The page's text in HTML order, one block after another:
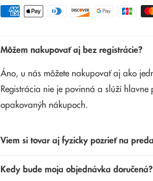
Môžem nakupovať aj bez registrácie?
Áno, u nás môžete nakupovať aj ako
Registrácia nie je povinná a slúží
opakovanýh nákupoch.
Viem si tovar aj fyzicky pozrieť na
Kedy bude moja objednávka doručená?